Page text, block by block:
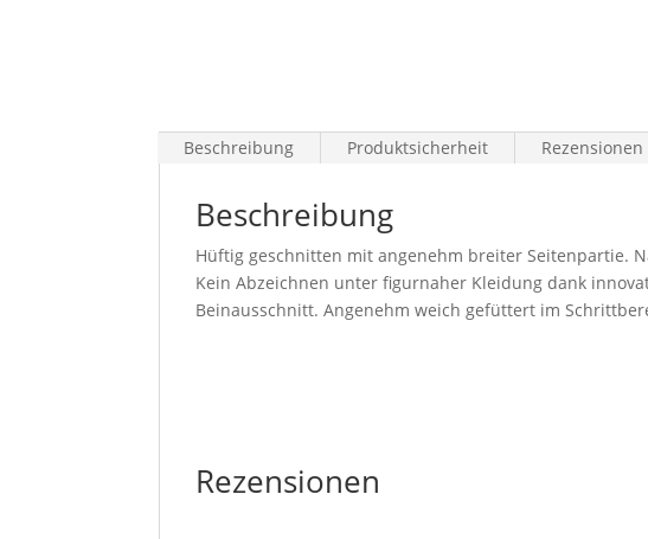
Beschreibung Produktsicherheit Rezensionen
Beschreibung
Hüftig geschnitten mit angenehm breiter Seitenpartie.
Kein Abzeichnen unter figurnaher Kleidung dank
Beinausschnitt. Angenehm weich gefüttert im
Rezensionen